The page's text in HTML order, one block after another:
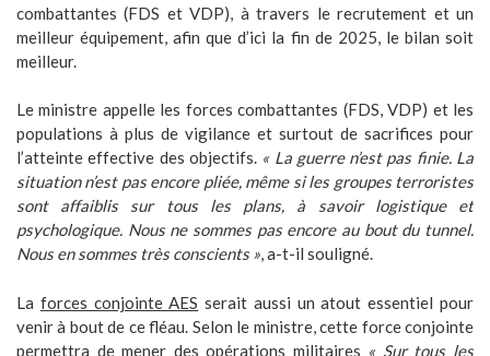
combattantes (FDS et VDP), à travers le recrutement et un
meilleur équipement, afin que d’ici la fin de 2025, le bilan soit
meilleur.
Le ministre appelle les forces combattantes (FDS, VDP) et les
populations à plus de vigilance et surtout de sacrifices pour
l’atteinte effective des objectifs. « La guerre n’est pas finie. La
situation n’est pas encore pliée, même si les groupes terroristes
sont affaiblis sur tous les plans, à savoir logistique et
psychologique. Nous ne sommes pas encore au bout du tunnel.
Nous en sommes très conscients », a-t-il souligné.
La forces conjointe AES serait aussi un atout essentiel pour
venir à bout de ce fléau. Selon le ministre, cette force conjointe
permettra de mener des opérations militaires « Sur tous les